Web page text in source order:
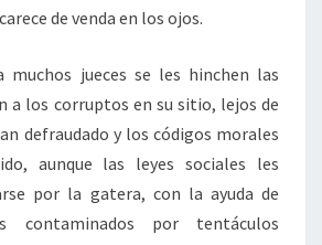
de venda en los ojos.
muchos jueces se les hinchen las
a los corruptos en su sitio, lejos de
defraudado y los códigos morales
aunque las leyes sociales les
por la gatera, con la ayuda de
contaminados por tentáculos